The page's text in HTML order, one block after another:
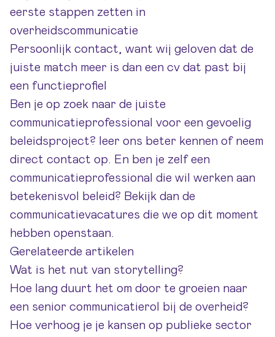
eerste stappen zetten in
overheidscommunicatie
Persoonlijk contact, want wij geloven dat de
juiste match meer is dan een cv dat past bij
een functieprofiel
Ben je op zoek naar de juiste
communicatieprofessional voor een gevoelig
beleidsproject? leer ons beter kennen of neem
direct contact op. En ben je zelf een
communicatieprofessional die wil werken aan
betekenisvol beleid? Bekijk dan de
communicatievacatures die we op dit moment
hebben openstaan.
Gerelateerde artikelen
Wat is het nut van storytelling?
Hoe lang duurt het om door te groeien naar
een senior communicatierol bij de overheid?
Hoe verhoog je je kansen op publieke sector